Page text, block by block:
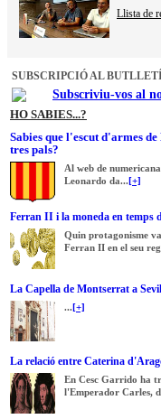
Llista de
SUBSCRIPCIÓ AL BUTLLETÍ
Subscriviu-vos al
HO SABIES...?
Sabies que l'escut d'armes
tres pals?
Al web de
Leonardo da...[+]
Ferran II i la moneda en temps
Quin protagonisme
Ferran II en el seu
La Capella de Montserrat a
...[+]
La relació entre Caterina
En Cesc Garrido ha
l'Emperador Carles,